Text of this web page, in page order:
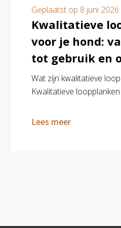
Geplaatst op 8 juni 2026
Kwalitatieve
voor je hond:
tot gebruik en
Wat zijn kwalitatieve
Kwalitatieve
Lees meer